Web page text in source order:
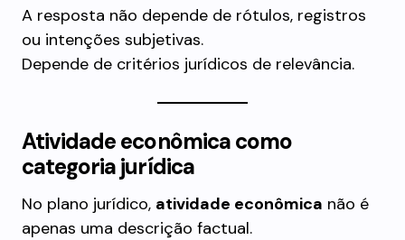
A resposta não depende de rótulos, registros
ou intenções subjetivas.
Depende de critérios jurídicos de relevância.
Atividade econômica como
categoria jurídica
No plano jurídico, atividade econômica não é
apenas uma descrição factual.